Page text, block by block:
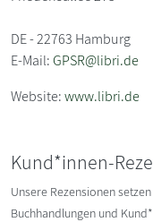
DE - 22763 Hamburg
E-Mail:GPSR@libri.de
Website:www.libri.de
Kund*innen-
Unsere Rezensionen
Buchhandlungen und